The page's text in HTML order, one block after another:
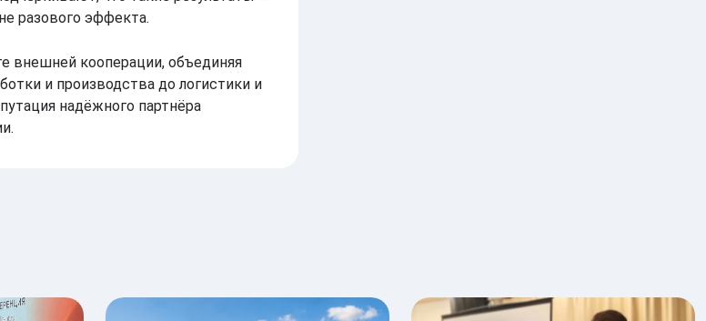
разового эффекта.
внешней кооперации, объединяя
и производства до логистики и
надёжного партнёра